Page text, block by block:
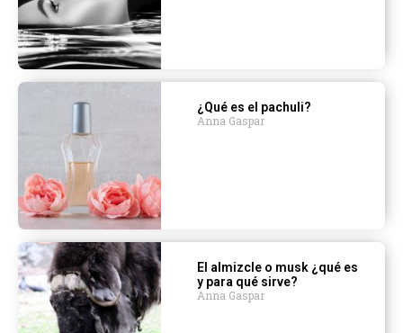
¿Qué es el pachuli?
Anna Gaspar
El almizcle o musk ¿qué es
y para qué sirve?
Anna Gaspar